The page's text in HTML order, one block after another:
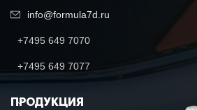
info@formula7d.ru
+7495 649 7070
+7495 649 7077
ПРОДУКЦИЯ